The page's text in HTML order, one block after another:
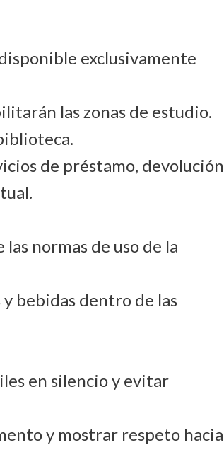
exclusivamente
las zonas de estudio.
de préstamo, devolución
normas de uso de la
bebidas dentro de las
en silencio y evitar
y mostrar respeto hacia